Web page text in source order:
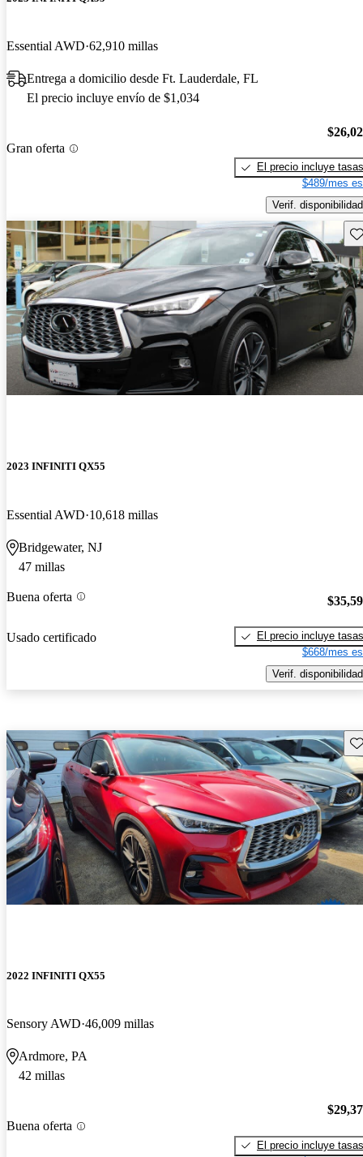
Essential AWD 62,910 millas
Entrega a domicilio desde Ft. Lauderdale, FL
El precio incluye envío de $1,034
Gran oferta
El precio incluye tasas
$489/mes
Verif. disponibilidad
2023 INFINITI QX55
Essential AWD 10,618 millas
Bridgewater, NJ
47 millas
Buena oferta
Usado certificado
El precio incluye tasas
$668/mes
Verif. disponibilidad
2022 INFINITI QX55
Sensory AWD 46,009 millas
Ardmore, PA
42 millas
Buena oferta
El precio incluye tasas